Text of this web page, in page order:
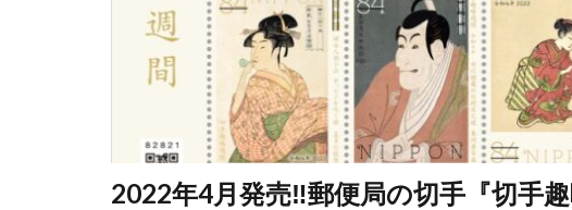
2022年4月発売‼郵便局の切手『切手